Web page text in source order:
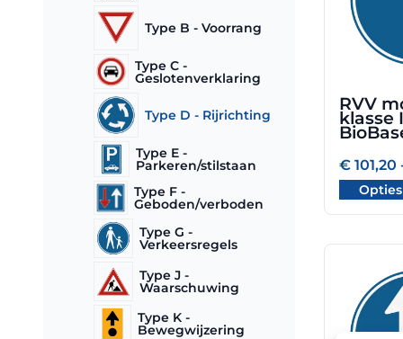
Type B - Voorrang
Type C -
Geslotenverklaring
Type D - Rijrichting
Type E -
Parkeren/stilstaan
Type F -
Geboden/verboden
Type G -
Verkeersregels
Type J -
Waarschuwing
Type K -
Bewegwijzering
RVV
klasse
€ 101,20
variaties.
Deze
optie
worden
op
product
heeft
meerdere